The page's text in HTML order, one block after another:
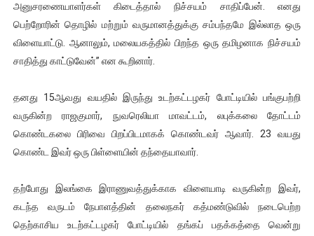
அனுசரணையாளர்கள் கிடைத்தால் நிச்சயம் சாதிப்பேன். எனது
பெற்றோரின் தொழில் மற்றும் வருமானத்துக்கு சம்பந்தமே இல்லாத ஒரு
விளையாட்டு. ஆனாலும், மலையகத்தில் பிறந்த ஒரு தமிழனாக நிச்சயம்
சாதித்து காட்டுவேன்” என கூறினார்.
தனது 15ஆவது வயதில் இருந்து உடற்கட்டழகர் போட்டியில் பங்குபற்றி
வருகின்ற ராஜகுமார், நுவரெலியா மாவட்டம், லபுக்கலை தோட்டம்
கொண்டகலை பிரிவை பிறப்பிடமாகக் கொண்டவர் ஆவார். 23 வயது
கொண்ட இவர் ஒரு பிள்ளையின் தந்தையாவார்.
தற்போது இலங்கை இராணுவத்துக்காக விளையாடி வருகின்ற இவர்,
கடந்த வருடம் நேபாளத்தின் தலைநகர் கத்மண்டுவில் நடைபெற்ற
தெற்காசிய உடற்கட்டழகர் போட்டியில் தங்கப் பதக்கத்தை வென்று